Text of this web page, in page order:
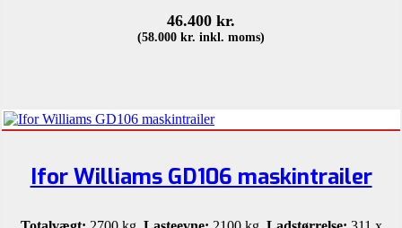
46.400 kr.
(58.000 kr. inkl. moms)
Ifor Williams GD106 maskintrailer